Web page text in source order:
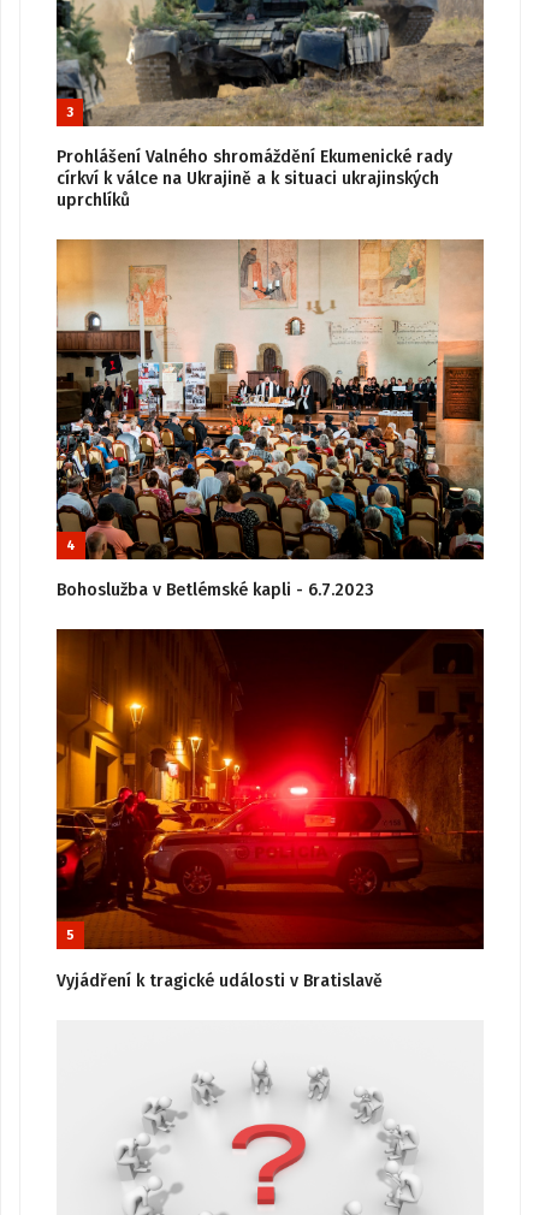
3
Prohlášení Valného shromáždění Ekumenické rady
církví k válce na Ukrajině a k situaci ukrajinských
uprchlíků
4
Bohoslužba v Betlémské kapli - 6.7.2023
5
Vyjádření k tragické události v Bratislavě